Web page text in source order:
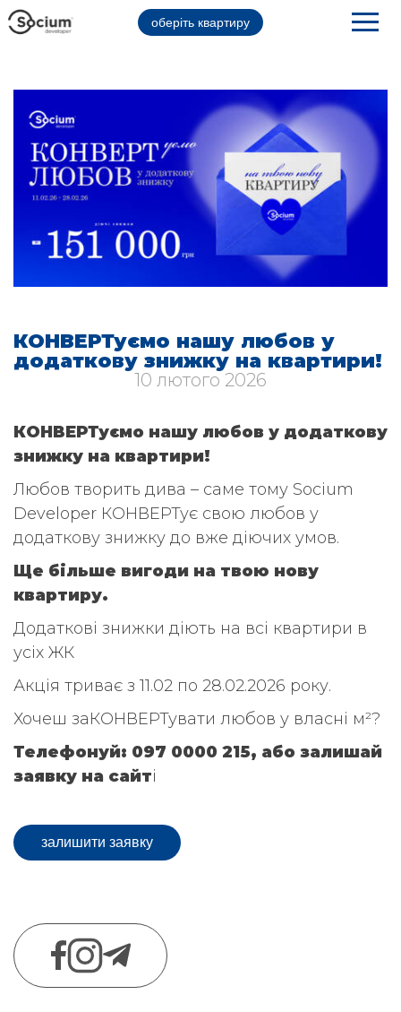
оберіть квартиру
КОНВЕРТуємо нашу любов у
додаткову знижку на квартири!
10 лютого 2026
КОНВЕРТуємо нашу любов у додаткову
знижку на квартири!
Любов творить дива – саме тому Socium
Developer КОНВЕРТує свою любов у
додаткову знижку до вже діючих умов.
Ще більше вигоди на твою нову
квартиру.
Додаткові знижки діють на всі квартири в
усіх ЖК
Акція триває з 11.02 по 28.02.2026 року.
Хочеш заКОНВЕРТувати любов у власні м²?
Телефонуй: 097 0000 215, або залишай
заявку на сайті
залишити заявку